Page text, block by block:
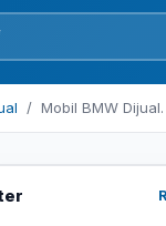
Mobil BMW